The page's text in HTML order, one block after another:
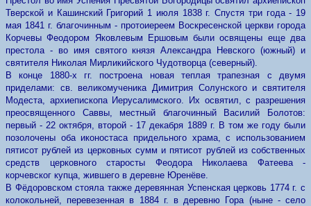
Тверской и Кашинский Григорий 1 июля 1838 г. Спустя три года - 19
мая 1841 г. благочинным - протоиереем Воскресенской церкви города
Корчевы Феодором Яковлевым Ершовым были освящены еще два
престола - во имя святого князя Александра Невского (южный) и
святителя Николая Мирликийского Чудотворца (северный).
В конце 1880-х гг. построена новая теплая трапезная с двумя
приделами: св. великомученика Димитрия Солунского и святителя
Модеста, архиепископа Иерусалимского. Их освятил, с разрешения
преосвященного Саввы, местный благочинный Василий Болотов:
первый - 22 октября, второй - 17 декабря 1889 г. В том же году были
позолочены оба иконостаса придельного храма, с использованием
пятисот рублей из церковных сумм и пятисот рублей из собственных
средств церковного старосты Феодора Николаева Фатеева -
корчевског купца, жившего в деревне Юренёве.
В Фёдоровском стояла также деревянная Успенская церковь 1774 г. с
колокольней, перевезенная в 1884 г. в деревню Гора (ныне - село